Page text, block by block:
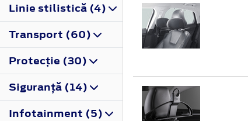
Linie stilistică (4)
Transport (60)
Protecţie (30)
Siguranţă (14)
Infotainment (5)